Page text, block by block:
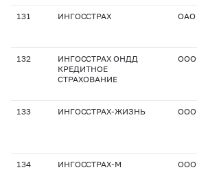
131 ИНГОССТРАХ ОАО
132
ИНГОССТРАХ ОНДД
КРЕДИТНОЕ
СТРАХОВАНИЕ
ООО
133 ИНГОССТРАХ-ЖИЗНЬ ООО
134 ИНГОССТРАХ-М ООО